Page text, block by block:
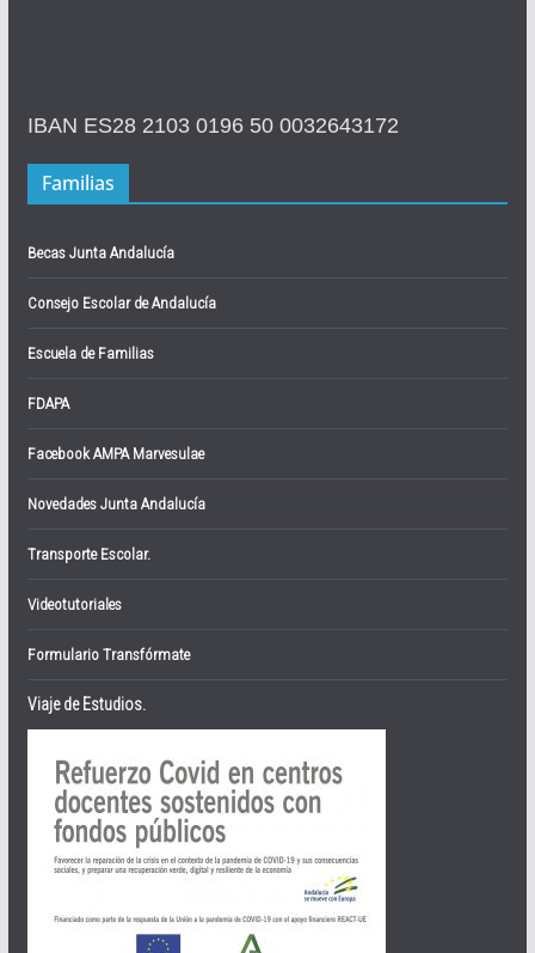
IBAN ES28 2103 0196 50 0032643172
Familias
Becas Junta Andalucía
Consejo Escolar de Andalucía
Escuela de Familias
FDAPA
Facebook AMPA Marvesulae
Novedades Junta Andalucía
Transporte Escolar.
Videotutoriales
Formulario Transfórmate
Viaje de Estudios.